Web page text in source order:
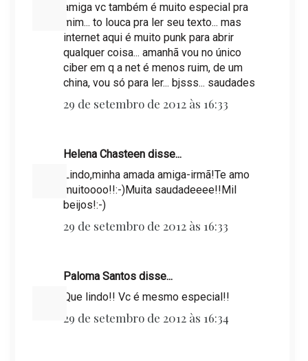
amiga vc também é muito especial pra
mim... to louca pra ler seu texto... mas
internet aqui é muito punk para abrir
qualquer coisa... amanhã vou no único
ciber em q a net é menos ruim, de um
china, vou só para ler... bjsss... saudades
29 de setembro de 2012 às 16:33
Helena Chasteen disse...
Lindo,minha amada amiga-irmã!Te amo
muitoooo!!:-)Muita saudadeeee!!Mil
beijos!:-)
29 de setembro de 2012 às 16:33
Paloma Santos disse...
Que lindo!! Vc é mesmo especial!!
29 de setembro de 2012 às 16:34